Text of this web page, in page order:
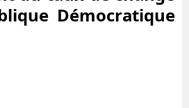
Démocratique